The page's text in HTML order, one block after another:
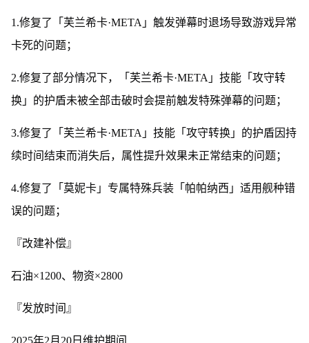
1.修复了「芙兰希卡·META」触发弹幕时退场导致游戏异常
卡死的问题；
2.修复了部分情况下，「芙兰希卡·META」技能「攻守转
换」的护盾未被全部击破时会提前触发特殊弹幕的问题；
3.修复了「芙兰希卡·META」技能「攻守转换」的护盾因持
续时间结束而消失后，属性提升效果未正常结束的问题；
4.修复了「莫妮卡」专属特殊兵装「帕帕纳西」适用舰种错
误的问题；
『改建补偿』
石油×1200、物资×2800
『发放时间』
2025年2月20日维护期间